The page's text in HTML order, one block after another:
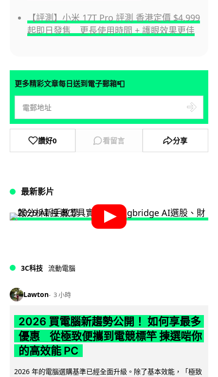
【評測】小米 17T Pro 評測 香港定價 $4,999
起即日發售 更長使用時間 + 護眼效果更佳
更多精彩文章每日送到電子郵箱📮
讚好0 看留言 分享
最新影片
3C科技 流動電腦
Lawton 3 小時
2026 買電腦新趨勢公開！ 如何享最多
優惠 從極致便攜到電競標竿 揀選啱你
的高效能 PC
2026 年的電腦選購基準已經全面升級。除了基本效能，「極致